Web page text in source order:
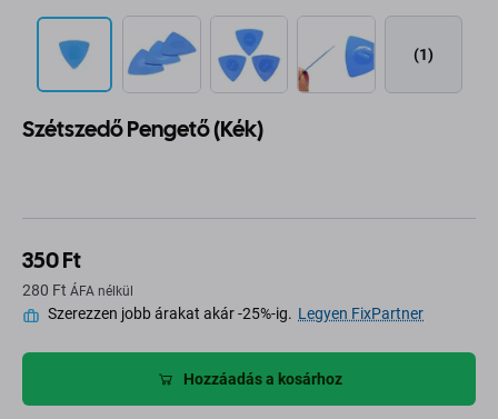
(1)
Szétszedő Pengető (Kék)
350 Ft
280 Ft ÁFA nélkül
Szerezzen jobb árakat akár -25%-ig. Legyen FixPartner
Hozzáadás a kosárhoz